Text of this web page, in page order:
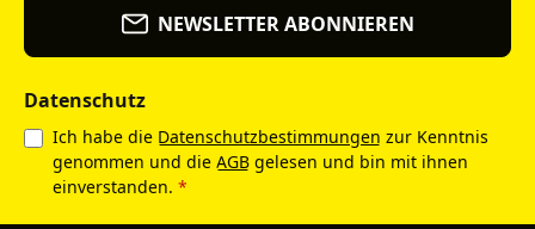
NEWSLETTER ABONNIEREN
Datenschutz
Ich habe die Datenschutzbestimmungen zur Kenntnis
genommen und die AGB gelesen und bin mit ihnen
einverstanden. *